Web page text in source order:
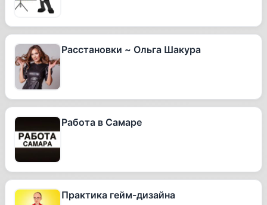
Расстановки ~ Ольга Шакура
Работа в Самаре
Практика гейм-дизайна